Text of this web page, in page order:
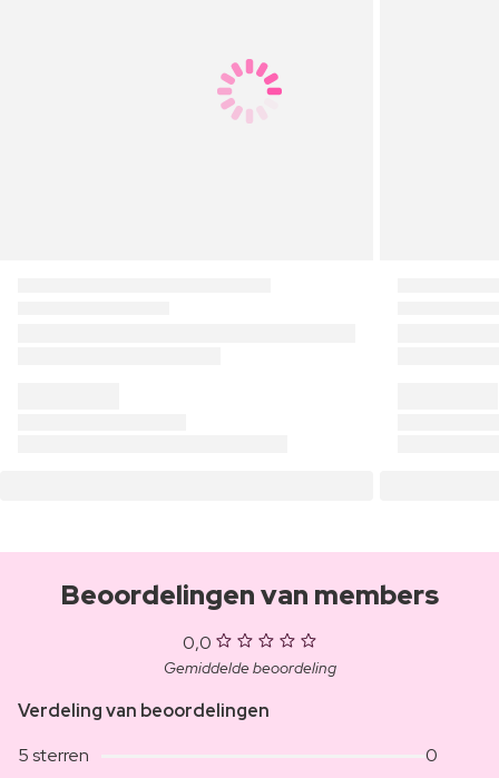
Beoordelingen van members
0,0
Gemiddelde beoordeling
Verdeling van beoordelingen
5 sterren
0